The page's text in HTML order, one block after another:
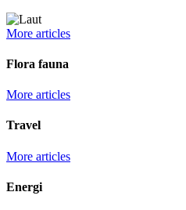
More articles
Flora fauna
More articles
Travel
More articles
Energi